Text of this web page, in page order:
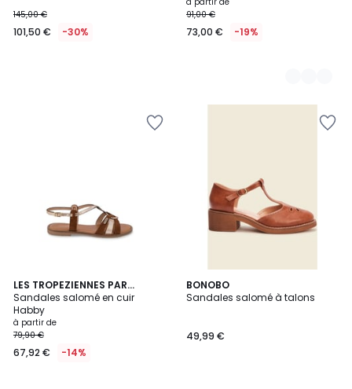
145,00 €
101,50 € -30%
91,00 €
73,00 € -19%
LES TROPEZIENNES PAR
M.BELARBI
Sandales salomé en cuir
Habby
à partir de
79,90 €
67,92 € -14%
BONOBO
Sandales salomé à talons
49,99 €
5
/
2
Couleurs